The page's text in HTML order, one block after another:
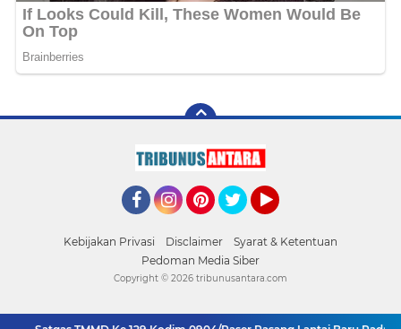
Kebijakan Privasi Disclaimer
Syarat & Ketentuan
Pedoman Media Siber
Copyright © 2026 tribunusantara.com